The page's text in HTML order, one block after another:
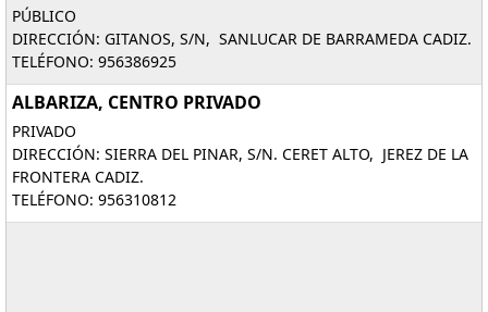
PÚBLICO
DIRECCIÓN: GITANOS, S/N, SANLUCAR DE BARRAMEDA CADIZ.
TELÉFONO: 956386925
ALBARIZA, CENTRO PRIVADO
PRIVADO
DIRECCIÓN: SIERRA DEL PINAR, S/N. CERET ALTO, JEREZ DE LA
FRONTERA CADIZ.
TELÉFONO: 956310812